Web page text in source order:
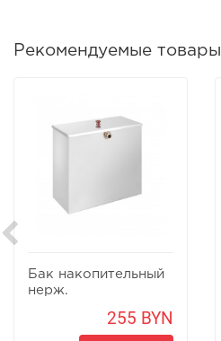
Рекомендуемые товары
Бак накопительный
нерж.
255 BYN